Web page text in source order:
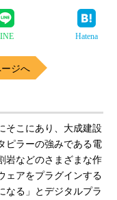
Hatena
ジへ
そこにあり、大成建設
ピラーの強みである電
岩などのさまざまな作
ェアをプラグインする
なる」とデジタルプラ